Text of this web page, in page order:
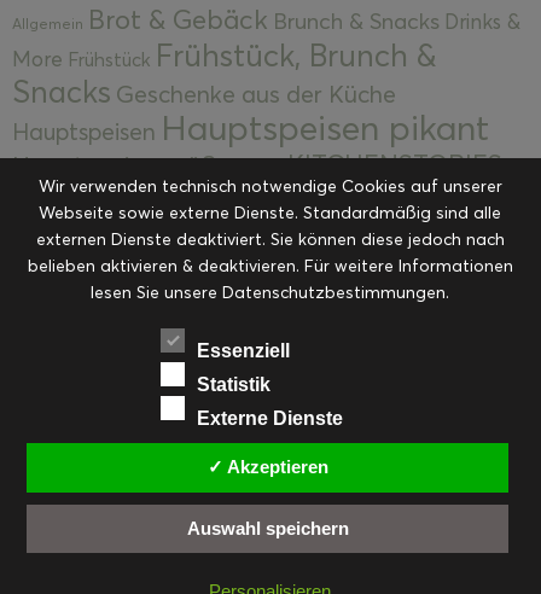
Allgemein Brot & Gebäck Brunch & Snacks Drinks &
More Frühstück Frühstück, Brunch &
Snacks Geschenke aus der Küche
Hauptspeisen Hauptspeisen pikant
Hauptspeisen süßKekseKITCHENSTORIES
Kuchen, Torten & Desserts Kuchen und
Desserts Kulinarik Kulinarische Mitbringsel &
Eingemachtes Ohne Kategorie Ostern Resteküche
RezepteSaisonalSliderStartseite
Suppen, Salate & Vorspeisen
Vorspeisen, Salate & Suppen
Weihnachten Workshops & Events
FACEBOOK PINTEREST
EMAIL
INSTAGRAM
Wir verwenden technisch notwendige Cookies auf unserer
Webseite sowie externe Dienste. Standardmäßig sind alle
externen Dienste deaktiviert. Sie können diese jedoch nach
belieben aktivieren & deaktivieren. Für weitere Informationen
lesen Sie unsere Datenschutzbestimmungen.
Essenziell
Statistik
Externe Dienste
✓ Akzeptieren
Auswahl speichern